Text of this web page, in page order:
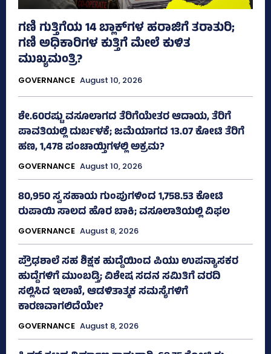
ಗಣಿ ಗುತ್ತಿಗೆಯ 14 ಬ್ಲಾಕ್‌ಗಳ ಹರಾಜಿಗೆ ತರಾತುರಿ;
ಗಣಿ ಅಧಿಕಾರಿಗಳ ಕುತ್ತಿಗೆ ಮೇಲೆ ಕುಳಿತ
ಮುಖ್ಯಮಂತ್ರಿ?
GOVERNANCE August 10, 2026
ಶೇ.60ರಷ್ಟು ವಸೂಲಾಗದ ತೆರಿಗೆಯೇತರ ಆದಾಯ, ತೆರಿಗೆ
ಪಾವತಿಯಲ್ಲಿ ದುರ್ಬಳಕೆ; ಜಮೆಯಾಗದ 13.07 ಕೋಟಿ ತೆರಿಗೆ
ಹಣ, 1,478 ಪಂಚಾಯ್ತಿಗಳಲ್ಲಿ ಅಕ್ರಮ?
GOVERNANCE August 10, 2026
80,950 ಸ್ವ ಸಹಾಯ ಗುಂಪುಗಳಿಂದ 1,758.53 ಕೋಟಿ
ರುಪಾಯಿ ಸಾಲದ ಹೊರ ಬಾಕಿ; ವಸೂಲಾತಿಯಲ್ಲಿ ವಿಫಲ
GOVERNANCE August 8, 2026
ಪ್ರೌಢಶಾಲೆ ಸಹ ಶಿಕ್ಷಕ ಹುದ್ದೆಯಿಂದ ಪಿಯು ಉಪನ್ಯಾಸಕರ
ಹುದ್ದೆಗಳಿಗೆ ಮುಂಬಡ್ತಿ; ವಿಶೇಷ ಸದನ ಸಮಿತಿಗೆ ವರದಿ
ಸಲ್ಲಿಸಿದ ಇಲಾಖೆ, ಆಡಳಿತಾತ್ಮಕ ಸಮಸ್ಯೆಗಳಿಗೆ
ಕಾರಣವಾಗಲಿದೆಯೇ?
GOVERNANCE August 8, 2026